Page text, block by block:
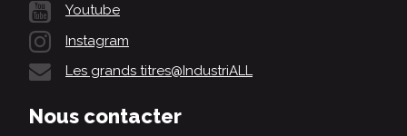
Youtube
Instagram
Les grands titres@IndustriALL
Nous contacter